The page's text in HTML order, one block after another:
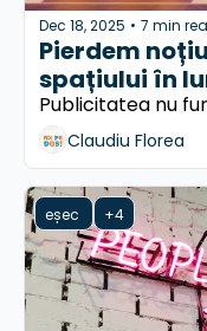
Dec 18, 2025 • 7 min
Pierdem
spațiului în
Claudiu Florea
eșec +4